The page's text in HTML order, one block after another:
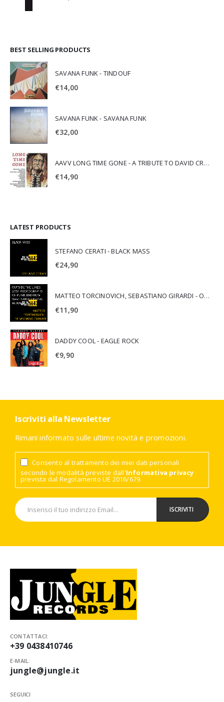
BEST SELLING PRODUCTS
SAVANA FUNK - TINDOUF
€14,00
SAVANA FUNK - SAVANA FUNK
€32,00
AAVV LONG TIME GONE - A TRIBUTE TO DAVID CROSBY
€14,90
LATEST PRODUCTS
STEFANO CERATI - BLACK MASS
€24,90
MATTEO TORCINOVICH, SEBASTIANO GIRARDI - OUTSIDE THE LINES: LOST PHOTOGRAPHS OF PUNK AND NEW WAVE'S MOST ICONIC ALBUMS
€11,90
DADDY COOL - EAGLE ROCK
€9,90
Iscriviti alla Newsletter
Rimani informato sulle ultime novità e promozioni.
Consento al trattamento dei miei dati personali
secondo le modalità previste dall'Informativa privacy
prevista dal Regolamento UE 2016/679.
CONTATTACI:
+39 0438410746
E-MAIL:
jungle@jungle.it
SEGUICI